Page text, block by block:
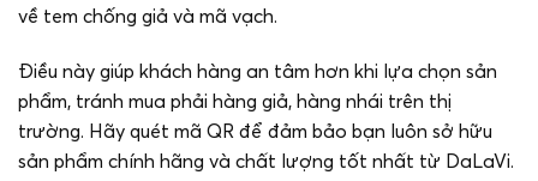
về tem chống giả và mã vạch.
Điều này giúp khách hàng an tâm hơn khi lựa chọn sản
phẩm, tránh mua phải hàng giả, hàng nhái trên thị
trường. Hãy quét mã QR để đảm bảo bạn luôn sở hữu
sản phẩm chính hãng và chất lượng tốt nhất từ DaLaVi.